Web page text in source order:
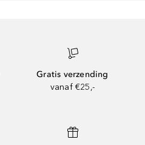
Gratis verzending
vanaf €25,-